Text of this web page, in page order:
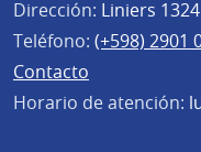
Dirección: Liniers
Teléfono: (+598) 2901
Contacto
Horario de atención: